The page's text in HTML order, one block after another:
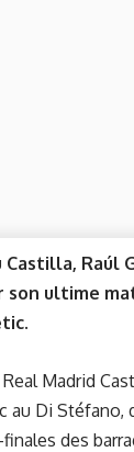
Castilla, Raúl
ultime
.
Madrid
au Di Stéfano,
des